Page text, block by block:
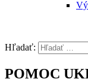
Hľadať:
POMOC